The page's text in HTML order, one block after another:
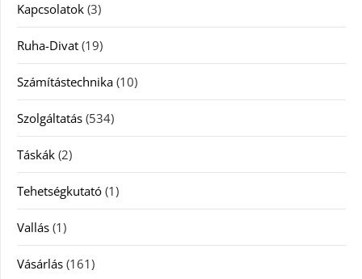
Kapcsolatok (3)
Ruha-Divat (19)
Számítástechnika (10)
Szolgáltatás (534)
Táskák (2)
Tehetségkutató (1)
Vallás (1)
Vásárlás (161)